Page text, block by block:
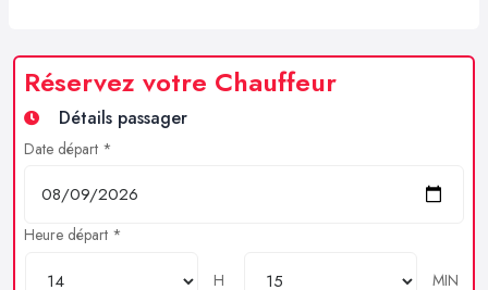
Réservez votre Chauffeur
Détails passager
Date départ *
Heure départ *
H
MIN